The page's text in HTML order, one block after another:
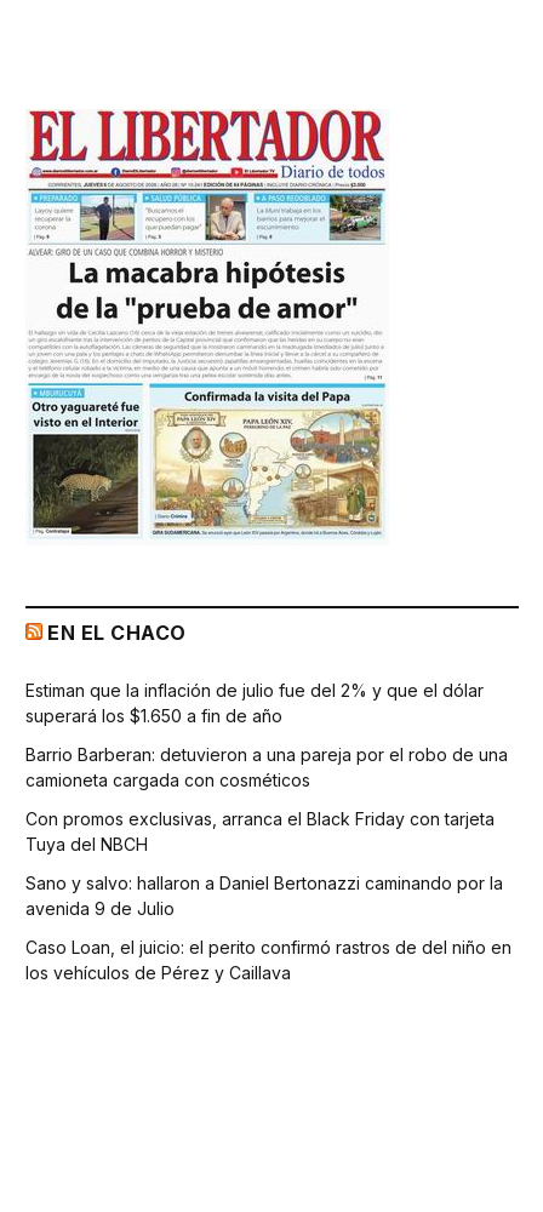
EN EL CHACO
Estiman que la inflación de julio fue del 2% y que el dólar
superará los $1.650 a fin de año
Barrio Barberan: detuvieron a una pareja por el robo de una
camioneta cargada con cosméticos
Con promos exclusivas, arranca el Black Friday con tarjeta
Tuya del NBCH
Sano y salvo: hallaron a Daniel Bertonazzi caminando por la
avenida 9 de Julio
Caso Loan, el juicio: el perito confirmó rastros de del niño en
los vehículos de Pérez y Caillava